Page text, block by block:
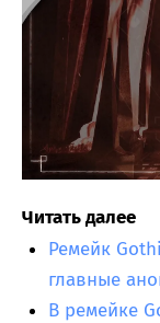
Читать далее
Ремейк
главные
В ремейке